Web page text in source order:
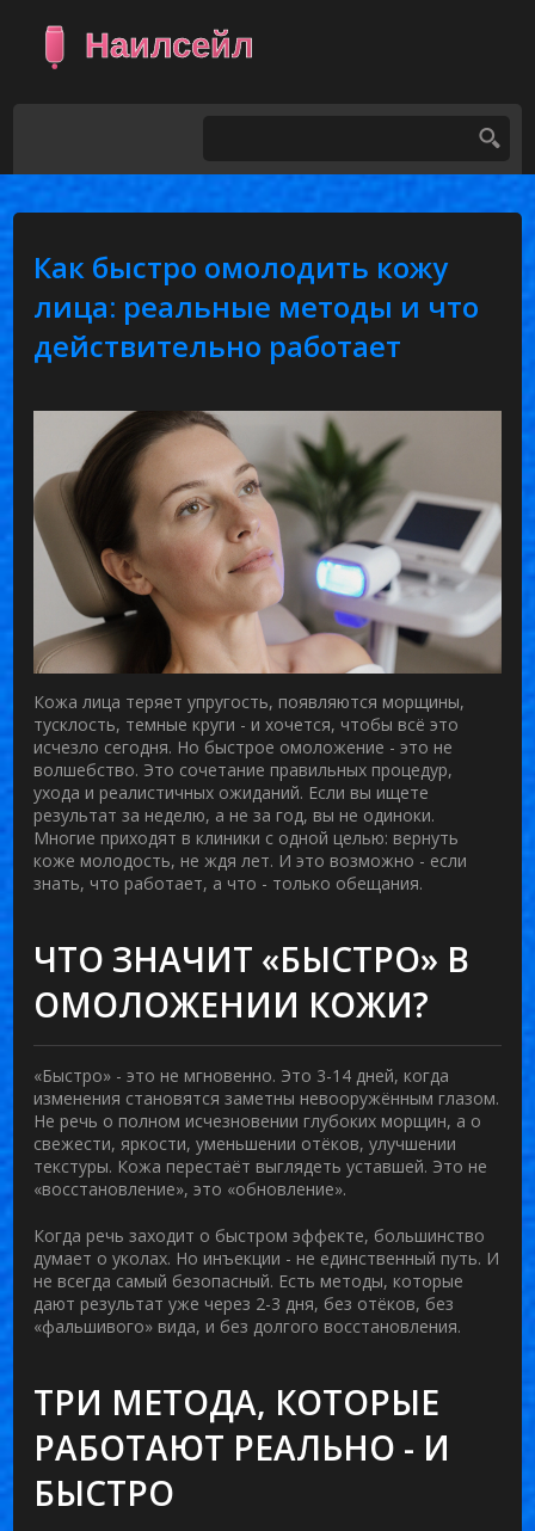
Как быстро омолодить кожу
лица: реальные методы и что
действительно работает
Кожа лица теряет упругость, появляются морщины,
тусклость, темные круги - и хочется, чтобы всё это
исчезло сегодня. Но быстрое омоложение - это не
волшебство. Это сочетание правильных процедур,
ухода и реалистичных ожиданий. Если вы ищете
результат за неделю, а не за год, вы не одиноки.
Многие приходят в клиники с одной целью: вернуть
коже молодость, не ждя лет. И это возможно - если
знать, что работает, а что - только обещания.
ЧТО ЗНАЧИТ «БЫСТРО» В
ОМОЛОЖЕНИИ КОЖИ?
«Быстро» - это не мгновенно. Это 3-14 дней, когда
изменения становятся заметны невооружённым глазом.
Не речь о полном исчезновении глубоких морщин, а о
свежести, яркости, уменьшении отёков, улучшении
текстуры. Кожа перестаёт выглядеть уставшей. Это не
«восстановление», это «обновление».
Когда речь заходит о быстром эффекте, большинство
думает о уколах. Но инъекции - не единственный путь. И
не всегда самый безопасный. Есть методы, которые
дают результат уже через 2-3 дня, без отёков, без
«фальшивого» вида, и без долгого восстановления.
ТРИ МЕТОДА, КОТОРЫЕ
РАБОТАЮТ РЕАЛЬНО - И
БЫСТРО